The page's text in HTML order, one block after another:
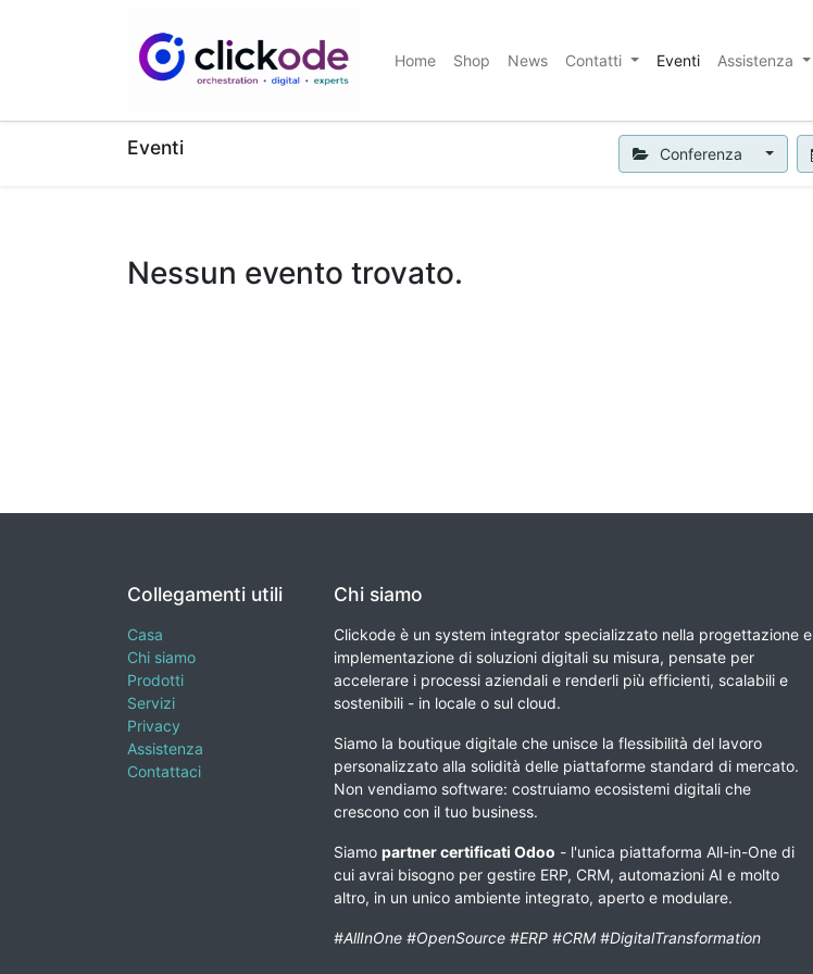
Home Shop News Contatti Eventi Assistenza
Eventi Conferenza
Nessun evento trovato.
Collegamenti utili
Casa
Chi siamo
Prodotti
Servizi
Privacy
Assistenza
Contattaci
Chi siamo
Clickode è un system integrator specializzato nella progettazione e
implementazione di soluzioni digitali su misura, pensate per
accelerare i processi aziendali e renderli più efficienti, scalabili e
sostenibili - in locale o sul cloud.
Siamo la boutique digitale che unisce la flessibilità del lavoro
personalizzato alla solidità delle piattaforme standard di mercato.
Non vendiamo software: costruiamo ecosistemi digitali che
crescono con il tuo business.
Siamo partner certificati Odoo - l'unica piattaforma All-in-One di
cui avrai bisogno per gestire ERP, CRM, automazioni AI e molto
altro, in un unico ambiente integrato, aperto e modulare.
#AllInOne #OpenSource #ERP #CRM #DigitalTransformation